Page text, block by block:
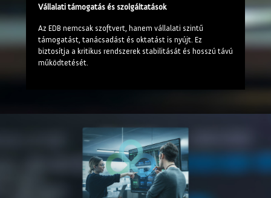
Vállalati támogatás és szolgáltatások
Az EDB nemcsak szoftvert, hanem vállalati szintű
támogatást, tanácsadást és oktatást is nyújt. Ez
biztosítja a kritikus rendszerek stabilitását és hosszú távú
működtetését.